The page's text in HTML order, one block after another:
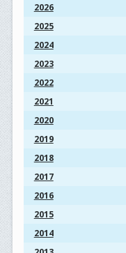
2026
2025
2024
2023
2022
2021
2020
2019
2018
2017
2016
2015
2014